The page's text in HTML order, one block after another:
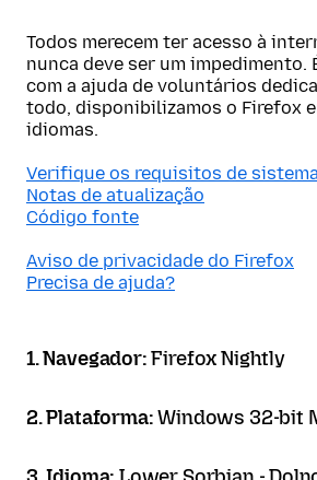
Todos merecem ter acesso à
nunca deve ser um impedimento.
com a ajuda de voluntários
todo, disponibilizamos o Firefox
idiomas.
Verifique os requisitos de sistema
Notas de atualização
Código fonte
Aviso de privacidade do Firefox
Precisa de ajuda?
1. Navegador:Firefox Nightly
2. Plataforma:Windows 32-bit